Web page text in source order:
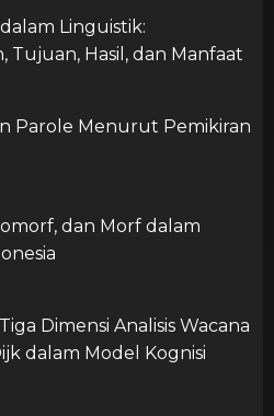
Linguistik:
Tujuan, Hasil, dan Manfaat
Parole Menurut Pemikiran
dan Morf dalam
Dimensi Analisis Wacana
dalam Model Kognisi